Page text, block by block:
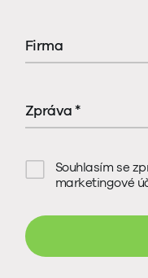
Firma
Zpráva *
Souhlasím se
marketingové